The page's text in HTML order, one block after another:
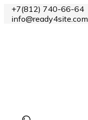
+7(812) 740-66-64
info@ready4site.com